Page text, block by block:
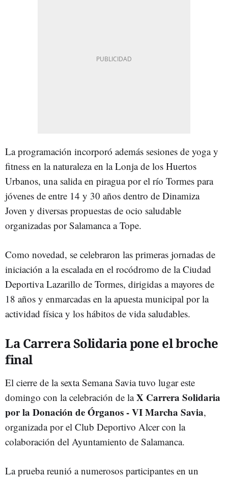
La programación incorporó además sesiones de yoga y
fitness en la naturaleza en la Lonja de los Huertos
Urbanos, una salida en piragua por el río Tormes para
jóvenes de entre 14 y 30 años dentro de Dinamiza
Joven y diversas propuestas de ocio saludable
organizadas por Salamanca a Tope.
Como novedad, se celebraron las primeras jornadas de
iniciación a la escalada en el rocódromo de la Ciudad
Deportiva Lazarillo de Tormes, dirigidas a mayores de
18 años y enmarcadas en la apuesta municipal por la
actividad física y los hábitos de vida saludables.
La Carrera Solidaria pone el broche
final
El cierre de la sexta Semana Savia tuvo lugar este
domingo con la celebración de laX Carrera Solidaria
por la Donación de Órganos - VI Marcha Savia,
organizada por el Club Deportivo Alcer con la
colaboración del Ayuntamiento de Salamanca.
La prueba reunió a numerosos participantes en un